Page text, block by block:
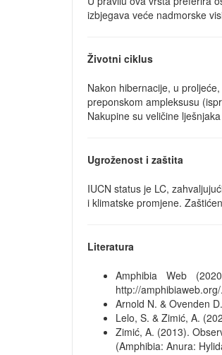
izbjegava veće nadmorske
Životni ciklus
Nakon hibernacije, u
preponskom ampleksusu
Nakupine su veličine
Ugroženost i zaštita
IUCN status je LC,
i klimatske promjene.
Literatura
Amphibia Web
http://
Arnold N. & Ovenden
Lelo, S. & Zimić, A.
Zimić, A. (2013).
(Amphibia: Anura: